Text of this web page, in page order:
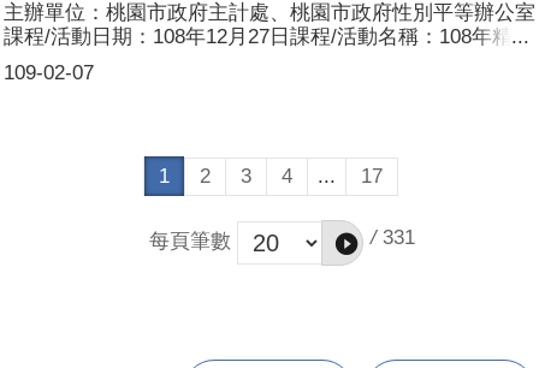
109-02-07
主辦單位：桃園市政府主計處、桃園市政府性別平等辦公室
課程/活動日期：108年12月27日課程/活動名稱：108年精進
性別統計分析品質座談會(第二場次)課程/活動目標：為精進
本府性別分析品質，以利施政決策之運用。邀請性別平等專
應用。參加人數：共40人，分別為男性：10人；女性：30
1 2 3 4 ... 17
每頁筆數 / 331